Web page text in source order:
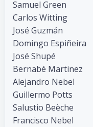
Samuel Green
Carlos Witting
José Guzmán
Domingo Espiñeira
José Shupé
Bernabé Martinez
Alejandro Nebel
Guillermo Potts
Salustio Beèche
Francisco Nebel